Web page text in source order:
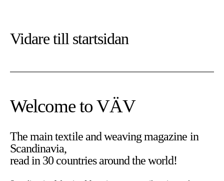
Vidare till startsidan
Welcome to VÄV
The main textile and weaving magazine in
Scandinavia,
read in 30 countries around the world!